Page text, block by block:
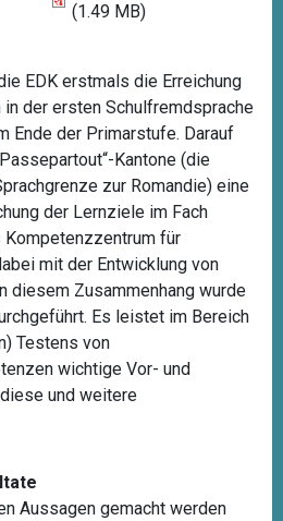
(1.49 MB)
EDK erstmals die Erreichung
der ersten Schulfremdsprache
Ende der Primarstufe. Darauf
Kantone (die
zur Romandie) eine
der Lernziele im Fach
Kompetenzzentrum für
mit der Entwicklung von
diesem Zusammenhang wurde
Es leistet im Bereich
Testens von
wichtige Vor- und
und weitere
Aussagen gemacht werden